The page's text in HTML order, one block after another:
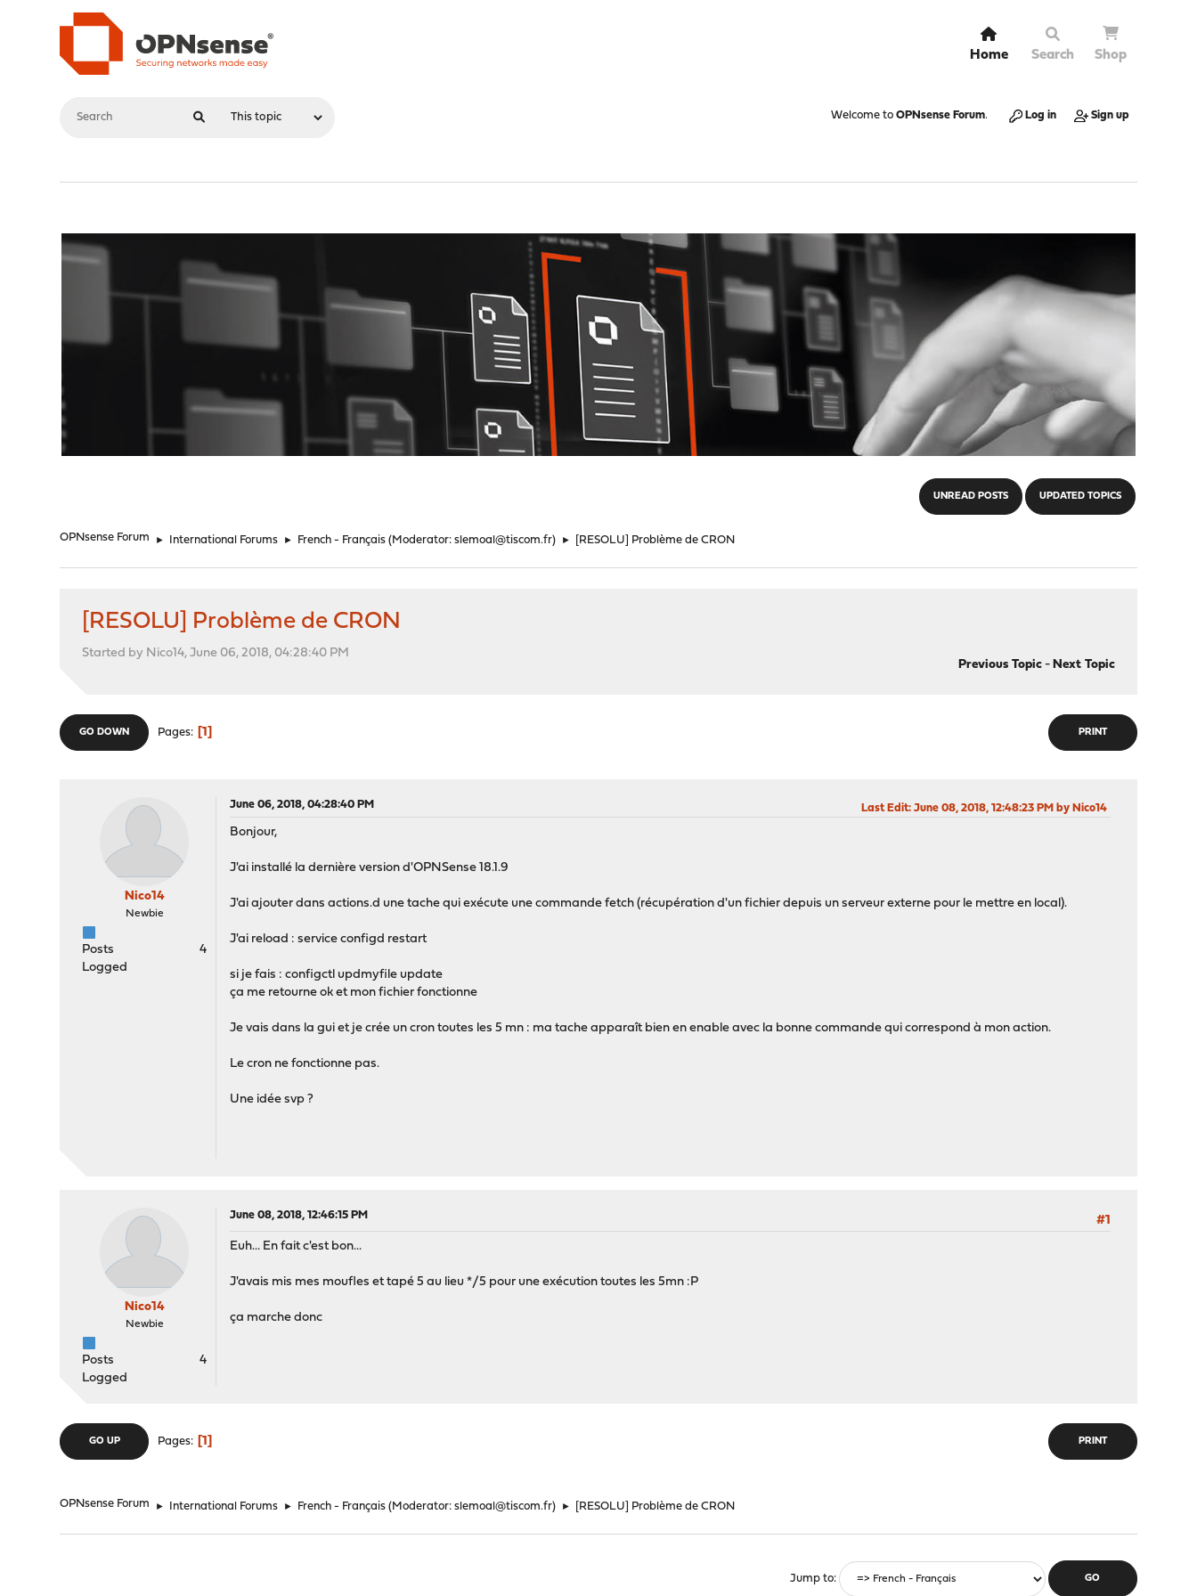
Home Search Shop
Welcome to OPNsense Forum. Log in Sign up
UNREAD POSTS UPDATED TOPICS
OPNsense Forum ► International Forums ► French - Français (Moderator:slemoal@tiscom.fr) ► [RESOLU] Problème de CRON
[RESOLU] Problème de CRON
Started by Nico14, June 06, 2018, 04:28:40 PM
Previous Topic- Next Topic
PRINT
GO DOWN Pages 1
Nico14
Newbie
Posts
4
Logged
June 06, 2018, 04:28:40 PM Last Edit: June 08, 2018, 12:48:23 PM by Nico14
Bonjour,
J'ai installé la dernière version d'OPNSense 18.1.9
J'ai ajouter dans actions.d une tache qui exécute une commande fetch (récupération d'un fichier depuis un serveur externe pour le mettre en local).
J'ai reload : service configd restart
si je fais : configctl updmyfile update
ça me retourne ok et mon fichier fonctionne
Je vais dans la gui et je crée un cron toutes les 5 mn : ma tache apparaît bien en enable avec la bonne commande qui correspond à mon action.
Le cron ne fonctionne pas.
Une idée svp ?
Nico14
Newbie
Posts
4
Logged
June 08, 2018, 12:46:15 PM
#1
Euh... En fait c'est bon...
J'avais mis mes moufles et tapé 5 au lieu */5 pour une exécution toutes les 5mn :P
ça marche donc
PRINT
GO UP Pages 1
OPNsense Forum ► International Forums ► French - Français (Moderator:slemoal@tiscom.fr) ► [RESOLU] Problème de CRON
Jump to